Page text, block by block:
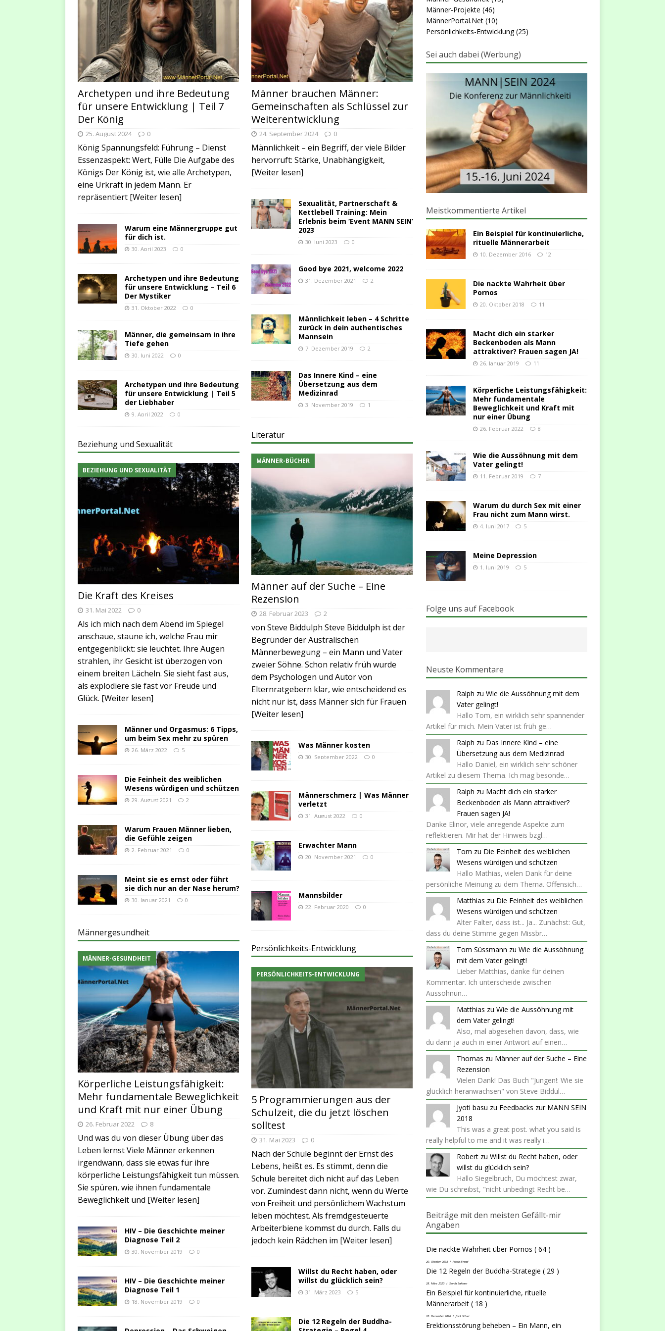
Archetypen und ihre Bedeutung
für unsere Entwicklung | Teil 7
Der König
25. August 2024 0
König Spannungsfeld: Führung – Dienst
Essenzaspekt: Wert, Fülle Die Aufgabe des
Königs Der König ist, wie alle Archetypen,
eine Urkraft in jedem Mann. Er
repräsentiert [Weiter lesen]
Warum eine Männergruppe gut
für dich ist.
30. April 2023 0
Archetypen und ihre Bedeutung
für unsere Entwicklung – Teil 6
Der Mystiker
31. Oktober 2022 0
Männer, die gemeinsam in ihre
Tiefe gehen
30. Juni 2022 0
Archetypen und ihre Bedeutung
für unsere Entwicklung | Teil 5
der Liebhaber
9. April 2022 0
Beziehung und Sexualität
BEZIEHUNG UND SEXUALITÄT
Die Kraft des Kreises
31. Mai 2022 0
Als ich mich nach dem Abend im Spiegel
anschaue, staune ich, welche Frau mir
entgegenblickt: sie leuchtet. Ihre Augen
strahlen, ihr Gesicht ist überzogen von
einem breiten Lächeln. Sie sieht fast aus,
als explodiere sie fast vor Freude und
Glück. [Weiter lesen]
Männer und Orgasmus: 6 Tipps,
um beim Sex mehr zu spüren
26. März 2022 5
Die Feinheit des weiblichen
Wesens würdigen und schützen
29. August 2021 2
Warum Frauen Männer lieben,
die Gefühle zeigen
2. Februar 2021 0
Meint sie es ernst oder führt
sie dich nur an der Nase herum?
30. Januar 2021 0
Männergesundheit
MÄNNER-GESUNDHEIT
Körperliche Leistungsfähigkeit:
Mehr fundamentale Beweglichkeit
und Kraft mit nur einer Übung
26. Februar 2022 8
Und was du von dieser Übung über das
Leben lernst Viele Männer erkennen
irgendwann, dass sie etwas für ihre
körperliche Leistungsfähigkeit tun müssen.
Sie spüren, wie ihnen fundamentale
Beweglichkeit und [Weiter lesen]
HIV – Die Geschichte meiner
Diagnose Teil 2
30. November 2019 0
HIV – Die Geschichte meiner
Diagnose Teil 1
18. November 2019 0
Männer brauchen Männer:
Gemeinschaften als Schlüssel zur
Weiterentwicklung
24. September 2024 0
Männlichkeit – ein Begriff, der viele Bilder
hervorruft: Stärke, Unabhängigkeit,
[Weiter lesen]
Sexualität, Partnerschaft &
Kettlebell Training: Mein
Erlebnis beim ‘Event MANN SEIN’
2023
30. Juni 2023 0
Good bye 2021, welcome 2022
31. Dezember 2021 2
Männlichkeit leben – 4 Schritte
zurück in dein authentisches
Mannsein
7. Dezember 2019 2
Das Innere Kind – eine
Übersetzung aus dem
Medizinrad
3. November 2019 1
Literatur
MÄNNER-BÜCHER
Männer auf der Suche – Eine
Rezension
28. Februar 2023 2
von Steve Biddulph Steve Biddulph ist der
Begründer der Australischen
Männerbewegung – ein Mann und Vater
zweier Söhne. Schon relativ früh wurde
dem Psychologen und Autor von
Elternratgebern klar, wie entscheidend es
nicht nur ist, dass Männer sich für Frauen
[Weiter lesen]
Was Männer kosten
30. September 2022 0
Männerschmerz | Was Männer
verletzt
31. August 2022 0
Erwachter Mann
20. November 2021 0
Mannsbilder
22. Februar 2020 0
Persönlichkeits-Entwicklung
PERSÖNLICHKEITS-ENTWICKLUNG
5 Programmierungen aus der
Schulzeit, die du jetzt löschen
solltest
31. Mai 2023 0
Nach der Schule beginnt der Ernst des
Lebens, heißt es. Es stimmt, denn die
Schule bereitet dich nicht auf das Leben
vor. Zumindest dann nicht, wenn du Werte
von Freiheit und persönlichem Wachstum
leben möchtest. Als fremdgesteuerte
Arbeiterbiene kommst du durch. Falls du
jedoch kein Rädchen im [Weiter lesen]
Willst du Recht haben, oder
willst du glücklich sein?
31. März 2023 5
Die 12 Regeln der Buddha-
Männer-Projekte (46)
MännerPortal.Net(10)
Persönlichkeits-Entwicklung(25)
Sei auch dabei (Werbung)
Meistkommentierte Artikel
Ein Beispiel für kontinuierliche,
rituelle Männerarbeit
10. Dezember 2016 12
Die nackte Wahrheit über
Pornos
20. Oktober 2018 11
Macht dich ein starker
Beckenboden als Mann
attraktiver? Frauen sagen JA!
26. Januar 2019 11
Körperliche Leistungsfähigkeit:
Mehr fundamentale
Beweglichkeit und Kraft mit
nur einer Übung
26. Februar 2022 8
Wie die Aussöhnung mit dem
Vater gelingt!
11. Februar 2019 7
Warum du durch Sex mit einer
Frau nicht zum Mann wirst.
4. Juni 2017 5
Meine Depression
1. Juni 2019 5
Folge uns auf Facebook
Neuste Kommentare
Ralph zu Wie die Aussöhnung mit dem
Vater gelingt!
Hallo Tom, ein wirklich sehr spannender
Artikel für mich. Mein Vater ist früh ge…
Ralph zu Das Innere Kind – eine
Übersetzung aus dem Medizinrad
Hallo Daniel, ein wirklich sehr schöner
Artikel zu diesem Thema. Ich mag besonde…
Ralph zu Macht dich ein starker
Beckenboden als Mann attraktiver?
Frauen sagen JA!
Danke Elinor, viele anregende Aspekte zum
reflektieren. Mir hat der Hinweis bzgl…
Tom zu Die Feinheit des weiblichen
Wesens würdigen und schützen
Hallo Mathias, vielen Dank für deine
persönliche Meinung zu dem Thema. Offensich…
Matthias zu Die Feinheit des weiblichen
Wesens würdigen und schützen
Alter Falter, dass ist... Ja... Zunächst: Gut,
dass du deine Stimme gegen Missbr…
Tom Süssmann zu Wie die Aussöhnung
mit dem Vater gelingt!
Lieber Matthias, danke für deinen
Kommentar. Ich unterscheide zwischen
Aussöhnun…
Matthias zu Wie die Aussöhnung mit
dem Vater gelingt!
Also, mal abgesehen davon, dass, wie
du dann ja auch in einer Antwort auf einen…
Thomas zu Männer auf der Suche – Eine
Rezension
Vielen Dank! Das Buch "Jungen!: Wie sie
glücklich heranwachsen" von Steve Biddul…
Jyoti basu zu Feedbacks zur MANN SEIN
2018
This was a great post. what you said is
really helpful to me and it was really i…
Robert zu Willst du Recht haben, oder
willst du glücklich sein?
Hallo Siegelbruch, Du möchtest zwar,
wie Du schreibst, "nicht unbedingt Recht be…
Beiträge mit den meisten Gefällt-mir
Angaben
Die nackte Wahrheit über Pornos ( 64 )
20. Oktober 2018 / Jakob Brand
Die 12 Regeln der Buddha-Strategie ( 29 )
28. März 2020 / Sevda Sakiner
Ein Beispiel für kontinuierliche, rituelle
Männerarbeit ( 18 )
10. Dezember 2016 / Jack Silver
Erektionsstörung beheben – Ein Mann, ein